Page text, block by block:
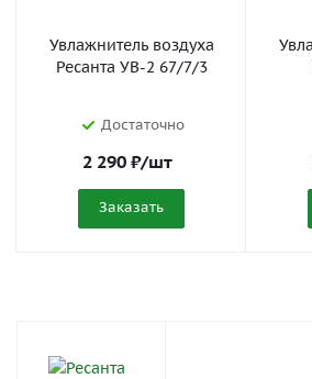
Увлажнитель воздуха
Ресанта УВ-2 67/7/3
Достаточно
2 290 ₽/шт
Заказать